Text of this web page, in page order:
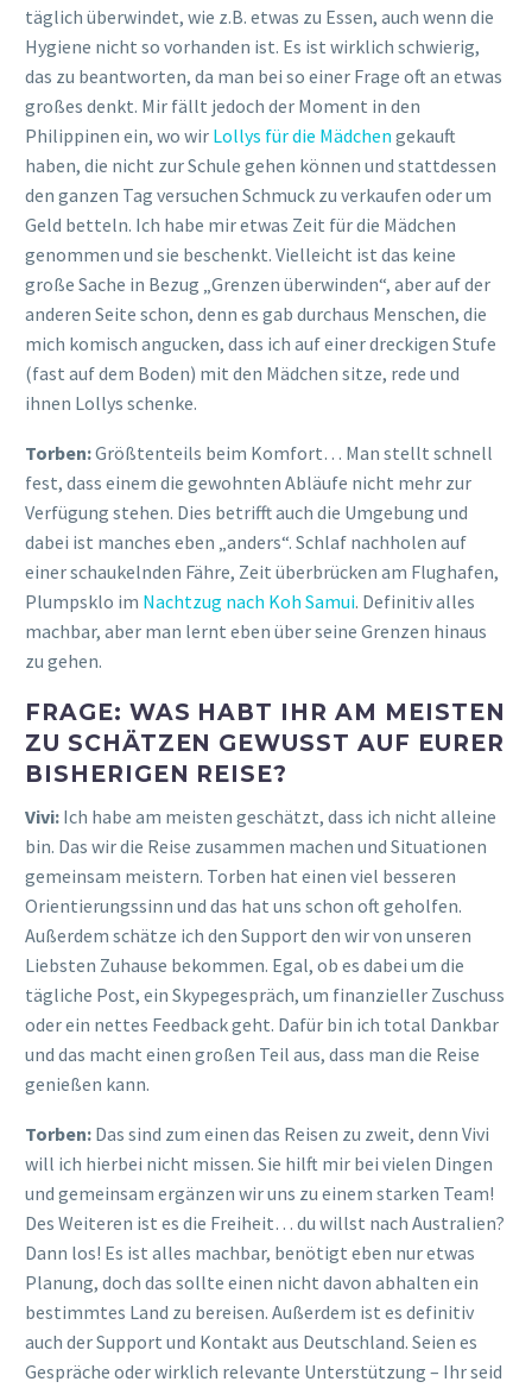
täglich überwindet, wie z.B. etwas zu Essen, auch wenn die
Hygiene nicht so vorhanden ist. Es ist wirklich schwierig,
das zu beantworten, da man bei so einer Frage oft an etwas
großes denkt. Mir fällt jedoch der Moment in den
Philippinen ein, wo wir Lollys für die Mädchen gekauft
haben, die nicht zur Schule gehen können und stattdessen
den ganzen Tag versuchen Schmuck zu verkaufen oder um
Geld betteln. Ich habe mir etwas Zeit für die Mädchen
genommen und sie beschenkt. Vielleicht ist das keine
große Sache in Bezug „Grenzen überwinden“, aber auf der
anderen Seite schon, denn es gab durchaus Menschen, die
mich komisch angucken, dass ich auf einer dreckigen Stufe
(fast auf dem Boden) mit den Mädchen sitze, rede und
ihnen Lollys schenke.
Torben:Größtenteils beim Komfort… Man stellt schnell
fest, dass einem die gewohnten Abläufe nicht mehr zur
Verfügung stehen. Dies betrifft auch die Umgebung und
dabei ist manches eben „anders“. Schlaf nachholen auf
einer schaukelnden Fähre, Zeit überbrücken am Flughafen,
Plumpsklo im Nachtzug nach Koh Samui. Definitiv alles
machbar, aber man lernt eben über seine Grenzen hinaus
zu gehen.
FRAGE: WAS HABT IHR AM MEISTEN
ZU SCHÄTZEN GEWUSST AUF EURER
BISHERIGEN REISE?
Vivi: Ich habe am meisten geschätzt, dass ich nicht alleine
bin. Das wir die Reise zusammen machen und Situationen
gemeinsam meistern. Torben hat einen viel besseren
Orientierungssinn und das hat uns schon oft geholfen.
Außerdem schätze ich den Support den wir von unseren
Liebsten Zuhause bekommen. Egal, ob es dabei um die
tägliche Post, ein Skypegespräch, um finanzieller Zuschuss
oder ein nettes Feedback geht. Dafür bin ich total Dankbar
und das macht einen großen Teil aus, dass man die Reise
genießen kann.
Torben: Das sind zum einen das Reisen zu zweit, denn Vivi
will ich hierbei nicht missen. Sie hilft mir bei vielen Dingen
und gemeinsam ergänzen wir uns zu einem starken Team!
Des Weiteren ist es die Freiheit… du willst nach Australien?
Dann los! Es ist alles machbar, benötigt eben nur etwas
Planung, doch das sollte einen nicht davon abhalten ein
bestimmtes Land zu bereisen. Außerdem ist es definitiv
auch der Support und Kontakt aus Deutschland. Seien es
Gespräche oder wirklich relevante Unterstützung – Ihr seid